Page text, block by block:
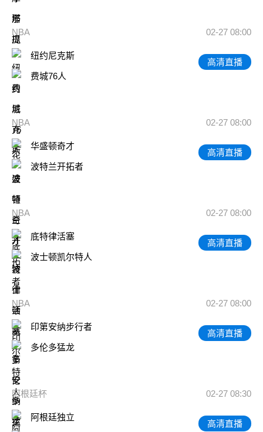
NBA 02-27 08:00
纽约尼克斯
费城76人
高清直播
NBA 02-27 08:00
华盛顿奇才
波特兰开拓者
高清直播
NBA 02-27 08:00
底特律活塞
波士顿凯尔特人
高清直播
NBA 02-27 08:00
印第安纳步行者
多伦多猛龙
高清直播
阿根廷杯 02-27 08:30
阿根廷独立
高清直播